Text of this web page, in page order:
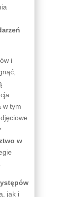
i
w tym
w
jak i